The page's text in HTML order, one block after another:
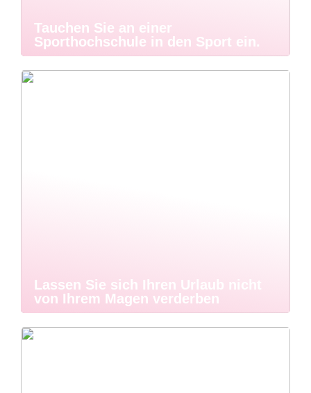
Tauchen Sie an einer
Sporthochschule in den Sport ein.
Lassen Sie sich Ihren Urlaub nicht
von Ihrem Magen verderben